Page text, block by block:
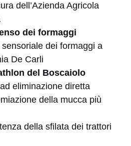
dell’Azienda Agricola
dei formaggi
dei formaggi a
De Carli
del Boscaiolo
eliminazione diretta
della mucca più
della sfilata dei trattori